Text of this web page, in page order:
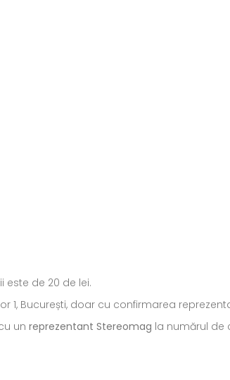
este de 20 de lei.
1, București, doar cu confirmarea
un reprezentant Stereomag la numărul de